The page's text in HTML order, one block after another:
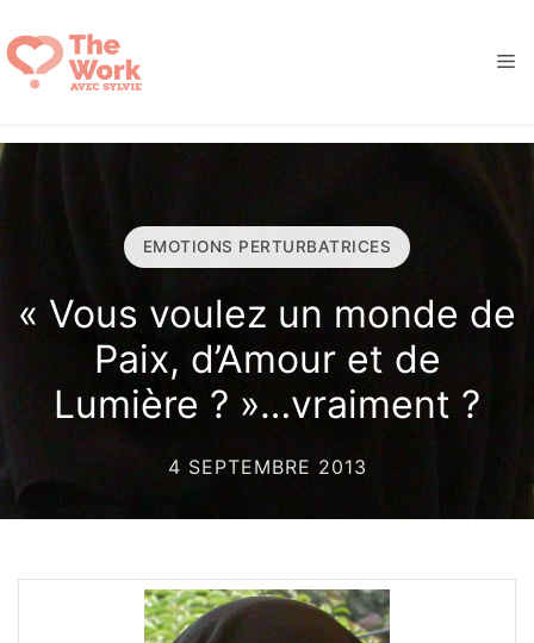
au
contenu
EMOTIONS PERTURBATRICES
« Vous voulez un monde de
Paix, d’Amour et de
Lumière ? »…vraiment ?
4 SEPTEMBRE 2013